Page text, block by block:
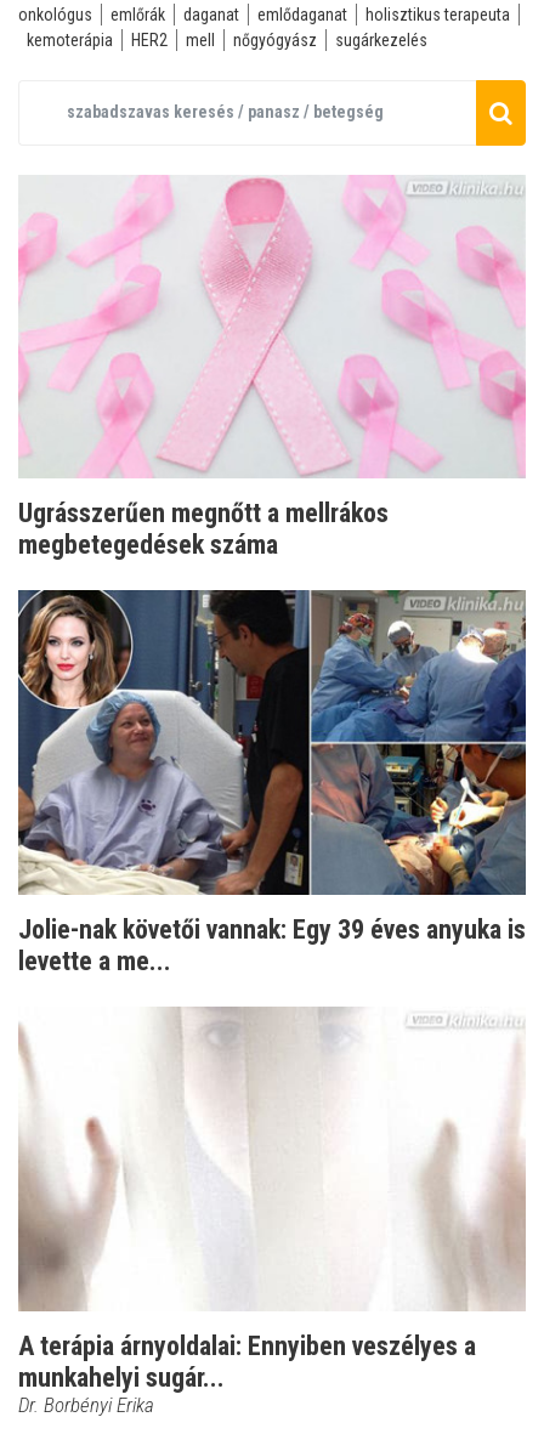
onkológus emlőrák daganat emlődaganat
holisztikus terapeuta
kemoterápia
HER2 mell nőgyógyász sugárkezelés
Ugrásszerűen megnőtt a mellrákos
megbetegedések száma
Jolie-nak követői vannak: Egy 39 éves anyuka is
levette a me...
A terápia árnyoldalai: Ennyiben veszélyes a
munkahelyi sugár...
Dr. Borbényi Erika